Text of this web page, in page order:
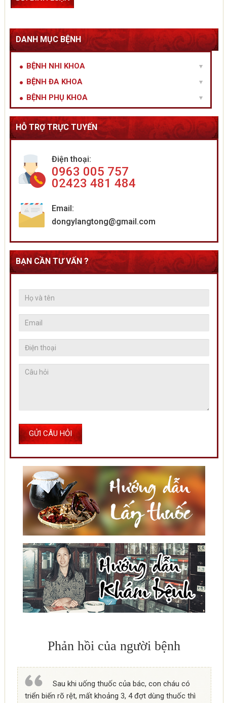
DANH MỤC BỆNH
BỆNH NHI KHOA
BỆNH ĐA KHOA
BỆNH PHỤ KHOA
HỖ TRỢ TRỰC TUYẾN
Điện thoại:
0963 005 757
02423 481 484
Email:
dongylangtong@gmail.com
BẠN CẦN TƯ VẤN ?
Phản hồi của người bệnh
Sau khi uống thuốc của bác, con cháu có
triển biến rõ rệt, mất khoảng 3, 4 đợt dùng thuốc thì